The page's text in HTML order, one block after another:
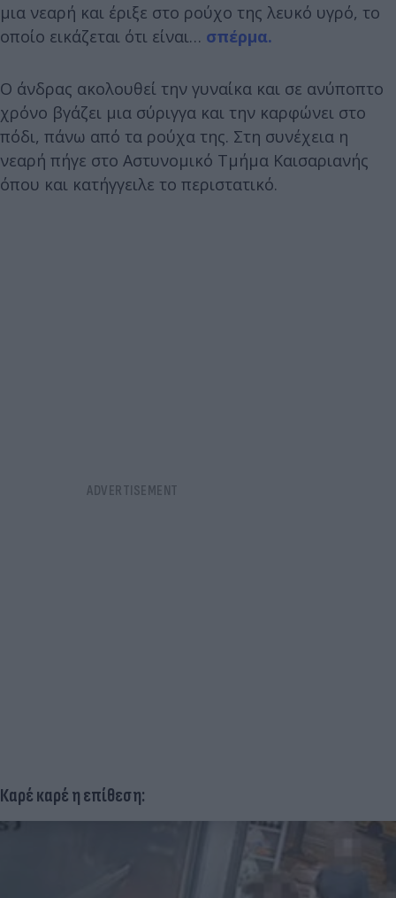
μια νεαρή και έριξε στο ρούχο της λευκό υγρό, το
οποίο εικάζεται ότι είναι… σπέρμα.
Ο άνδρας ακολουθεί την γυναίκα και σε ανύποπτο
χρόνο βγάζει μια σύριγγα και την καρφώνει στο
πόδι, πάνω από τα ρούχα της. Στη συνέχεια η
νεαρή πήγε στο Αστυνομικό Τμήμα Καισαριανής
όπου και κατήγγειλε το περιστατικό.
Καρέ καρέ η επίθεση: